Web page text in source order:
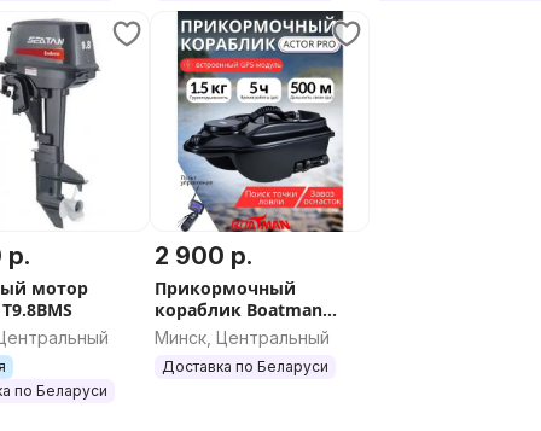
р.
мотор
по Беларуси
2 900 р.
Прикормочный
кораблик Boatman
Actor PRO 10 Ah Black
или Carbon
Минск, Центральный
Доставка по Беларуси